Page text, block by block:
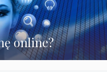
online?